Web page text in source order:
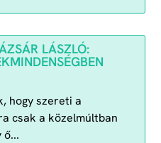
LÁSZLÓ:
hogy szereti a
csak a közelmúltban
ő...